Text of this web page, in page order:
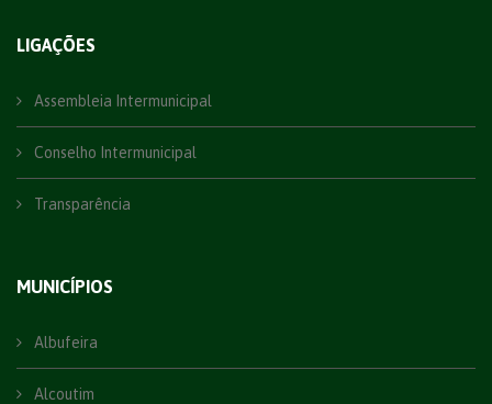
LIGAÇÕES
Assembleia Intermunicipal
Conselho Intermunicipal
Transparência
MUNICÍPIOS
Albufeira
Alcoutim